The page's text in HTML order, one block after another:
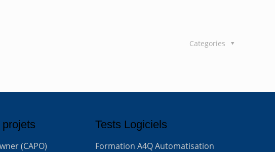
Categories
(CAPO)
Tests Logiciels
Formation A4Q Automatisation